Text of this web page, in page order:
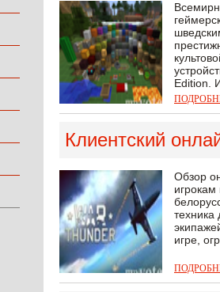
Edition.
Клиентский
Обзор
техника
игре,